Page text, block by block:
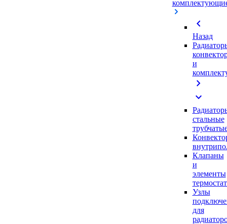
chevron_left
Назад
и
chevron_right
expand_more
стальные
Клапаны
и
элементы
Узлы
для